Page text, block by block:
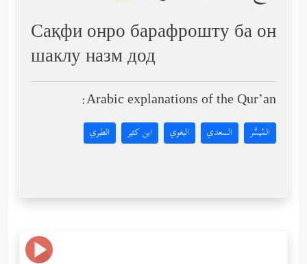
Сақфи онро барафрошту ба он
шаклу назм дод
Arabic explanations of the Qur’an:
المُيسَّر السعدي البغوي ابن كثير الطبري